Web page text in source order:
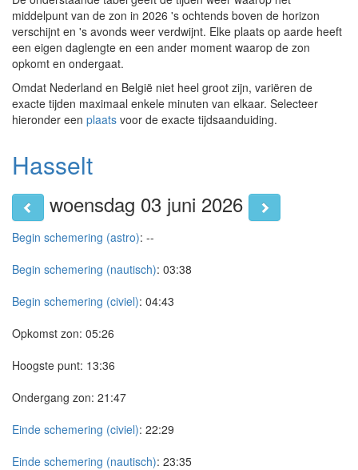
middelpunt van de zon in 2026 's ochtends boven de horizon
verschijnt en 's avonds weer verdwijnt. Elke plaats op aarde heeft
een eigen daglengte en een ander moment waarop de zon
opkomt en ondergaat.
Omdat Nederland en België niet heel groot zijn, variëren de
exacte tijden maximaal enkele minuten van elkaar. Selecteer
hieronder een plaats voor de exacte tijdsaanduiding.
Hasselt
woensdag 03 juni 2026
Begin schemering (astro): --
Begin schemering (nautisch): 03:38
Begin schemering (civiel): 04:43
Opkomst zon: 05:26
Hoogste punt: 13:36
Ondergang zon: 21:47
Einde schemering (civiel): 22:29
Einde schemering (nautisch): 23:35